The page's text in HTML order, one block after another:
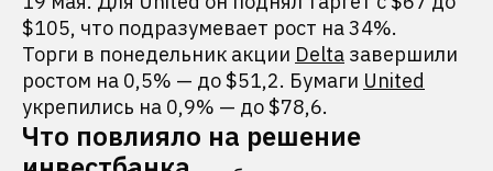
$105, что подразумевает рост на 34%.
Торги в понедельник акции Delta завершили
ростом на 0,5% — до $51,2. Бумаги United
укрепились на 0,9% — до $78,6.
Что повлияло на решение